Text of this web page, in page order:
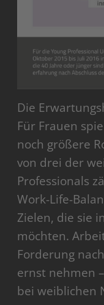
Die
Für Frauen
noch größere
von drei der
Professionals
Work-Life-
Zielen, die sie
möchten.
Forderung
ernst nehmen
bei weiblichen